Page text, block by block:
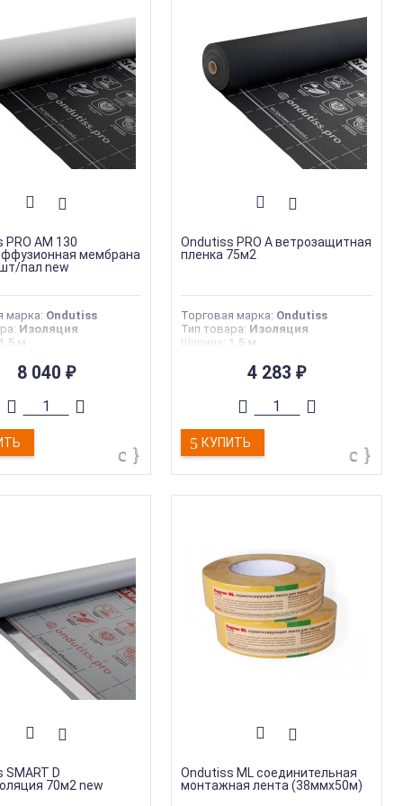
AM 130
мембрана
пал new
марка: Ondutiss
: Изоляция
1,5 м
:
8 040 ₽
Ondutiss PRO A ветрозащитная
пленка 75м2
Торговая марка: Ondutiss
Тип товара: Изоляция
Ширина : 1,5 м
Страна производства:
4 283₽
КУПИТЬ
D
70м2 new
Ondutiss ML соединительная
монтажная лента (38ммх50м)